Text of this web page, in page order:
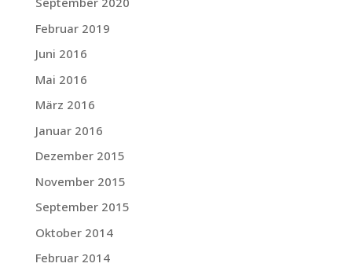
Februar 2019
Juni 2016
Mai 2016
März 2016
Januar 2016
Dezember 2015
November 2015
September 2015
Oktober 2014
Februar 2014